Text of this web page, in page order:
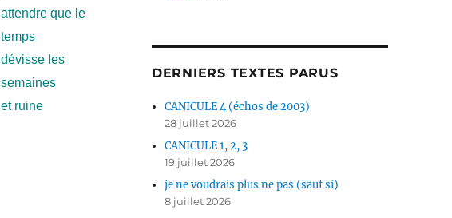
attendre que le
temps
dévisse les
semaines
et ruine
DERNIERS TEXTES PARUS
CANICULE 4 (échos de 2003)
28 juillet 2026
CANICULE 1, 2, 3
19 juillet 2026
je ne voudrais plus ne pas (sauf si)
8 juillet 2026